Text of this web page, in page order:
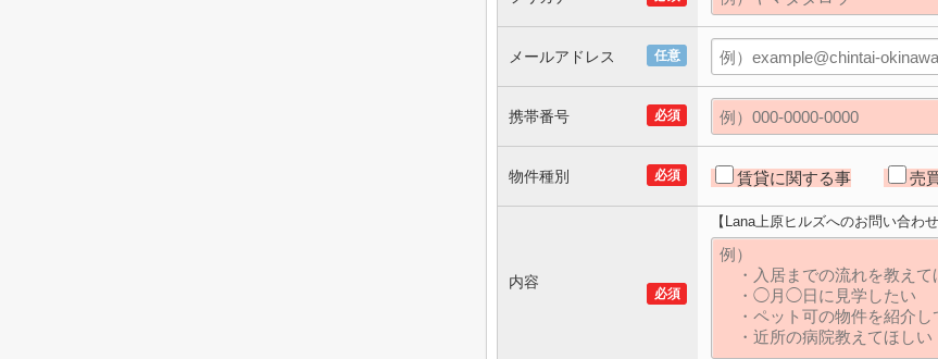
任意
メールアドレス
必須
携帯番号
必須
物件種別 賃貸に関する事 売
必須
内容
【Lana上原ヒルズへのお問い合わせ